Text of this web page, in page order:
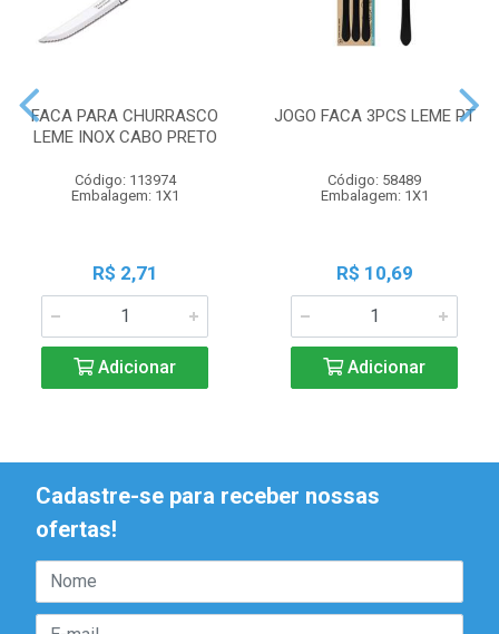
FACA PARA CHURRASCO
LEME INOX CABO PRETO
Código: 113974
Embalagem: 1X1
R$ 2,71
Adicionar
JOGO FACA 3PCS LEME PT
Código: 58489
Embalagem: 1X1
R$ 10,69
Adicionar
Cadastre-se para receber nossas
ofertas!